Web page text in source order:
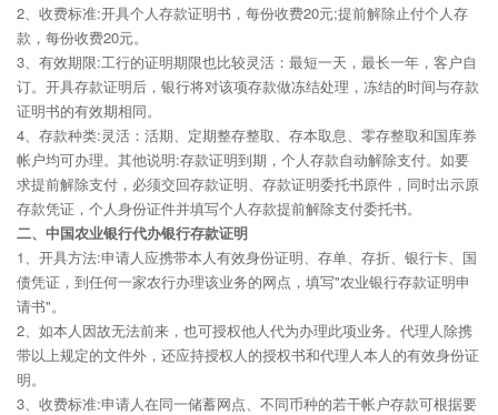
2、收费标准:开具个人存款证明书，每份收费20元;提前解除止付个人存
款，每份收费20元。
3、有效期限:工行的证明期限也比较灵活：最短一天，最长一年，客户自
订。开具存款证明后，银行将对该项存款做冻结处理，冻结的时间与存款
证明书的有效期相同。
4、存款种类:灵活：活期、定期整存整取、存本取息、零存整取和国库券
帐户均可办理。其他说明:存款证明到期，个人存款自动解除支付。如要
求提前解除支付，必须交回存款证明、存款证明委托书原件，同时出示原
存款凭证，个人身份证件并填写个人存款提前解除支付委托书。
二、中国农业银行代办银行存款证明
1、开具方法:申请人应携带本人有效身份证明、存单、存折、银行卡、国
债凭证，到任何一家农行办理该业务的网点，填写"农业银行存款证明申
请书"。
2、如本人因故无法前来，也可授权他人代为办理此项业务。代理人除携
带以上规定的文件外，还应持授权人的授权书和代理人本人的有效身份证
明。
3、收费标准:申请人在同一储蓄网点、不同币种的若干帐户存款可根据要